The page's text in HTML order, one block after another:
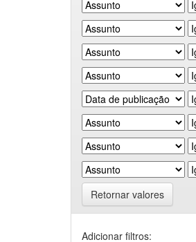
Retornar valores
Adicionar filtros: